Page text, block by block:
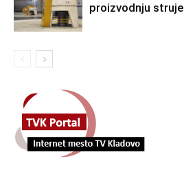
proizvodnju struje